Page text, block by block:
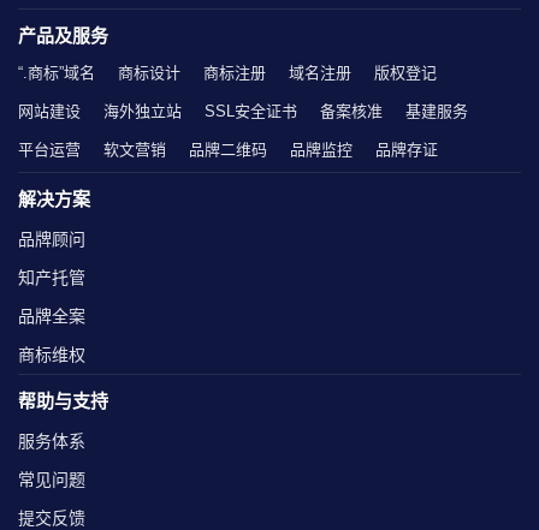
产品及服务
“.商标”域名 商标设计 商标注册 域名注册 版权登记
网站建设 海外独立站 SSL安全证书 备案核准 基建服务
平台运营 软文营销 品牌二维码 品牌监控 品牌存证
解决方案
品牌顾问
知产托管
品牌全案
商标维权
帮助与支持
服务体系
常见问题
提交反馈